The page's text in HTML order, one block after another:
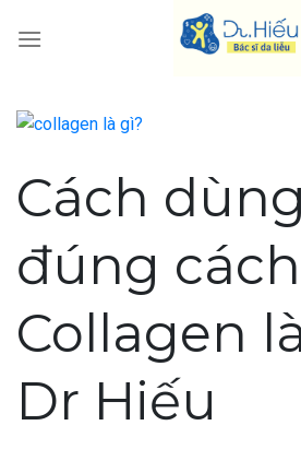
Cách
đúng
Collagen
Dr Hiếu